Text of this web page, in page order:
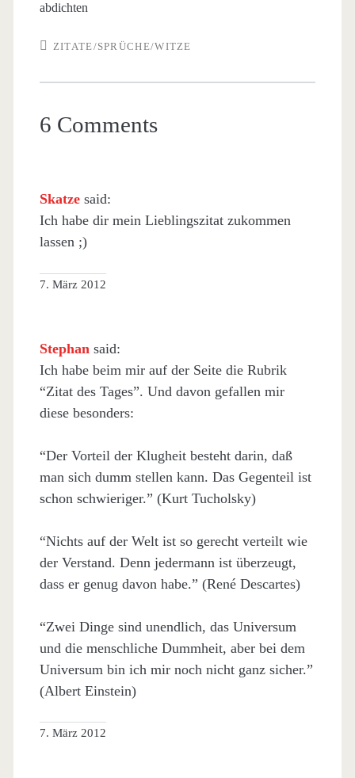
abdichten
ZITATE/SPRÜCHE/WITZE
6 Comments
Skatze said:
Ich habe dir mein Lieblingszitat zukommen
lassen ;)
7. März 2012
Stephan said:
Ich habe beim mir auf der Seite die Rubrik
“Zitat des Tages”. Und davon gefallen mir
diese besonders:
“Der Vorteil der Klugheit besteht darin, daß
man sich dumm stellen kann. Das Gegenteil ist
schon schwieriger.” (Kurt Tucholsky)
“Nichts auf der Welt ist so gerecht verteilt wie
der Verstand. Denn jedermann ist überzeugt,
dass er genug davon habe.” (René Descartes)
“Zwei Dinge sind unendlich, das Universum
und die menschliche Dummheit, aber bei dem
Universum bin ich mir noch nicht ganz sicher.”
(Albert Einstein)
7. März 2012